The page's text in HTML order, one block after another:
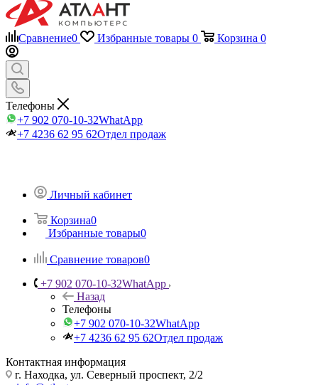
Сравнение0 Избранные товары 0 Корзина 0
Телефоны
+7 902 070-10-32WhatApp
+7 4236 62 95 62Отдел продаж
Личный кабинет
Корзина0
Избранные товары0
Сравнение товаров0
+7 902 070-10-32WhatApp
Назад
Телефоны
+7 902 070-10-32WhatApp
+7 4236 62 95 62Отдел продаж
Контактная информация
г. Находка, ул. Северный проспект, 2/2